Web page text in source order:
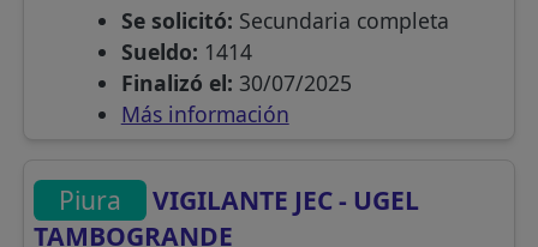
Se solicitó: Secundaria completa
Sueldo: 1414
Finalizó el: 30/07/2025
Más información
Piura
VIGILANTE JEC - UGEL
TAMBOGRANDE